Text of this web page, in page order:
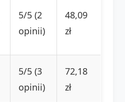
5/5 (2
opinii)
48,09
zł
5/5 (3
opinii)
72,18
zł